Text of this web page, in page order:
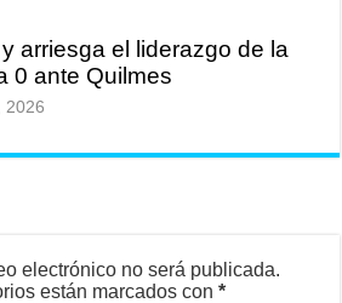
arriesga el liderazgo de la
0 ante Quilmes
2026
electrónico no será publicada.
están marcados con*